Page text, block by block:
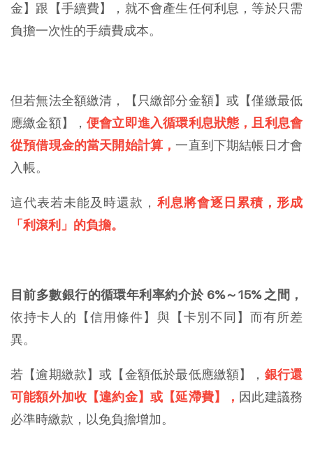
金】跟【手續費】，就不會產生任何利息，等於只需
負擔一次性的手續費成本。
但若無法全額繳清，【只繳部分金額】或【僅繳最低
應繳金額】，便會立即進入循環利息狀態，且利息會
從預借現金的當天開始計算， 一直到下期結帳日才會
入帳。
這代表若未能及時還款， 利息將會逐日累積，形成
「利滾利」的負擔。
目前多數銀行的循環年利率約介於 6%～15% 之間，
依持卡人的【信用條件】與【卡別不同】而有所差
異。
若【逾期繳款】或【金額低於最低應繳額】， 銀行還
可能額外加收【違約金】或【延滯費】， 因此建議務
必準時繳款，以免負擔增加。